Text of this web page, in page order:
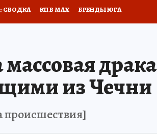
СВОДКА КП В МАХ БРЕНДЫ ЮГА
драка
из Чечни
происшествия]